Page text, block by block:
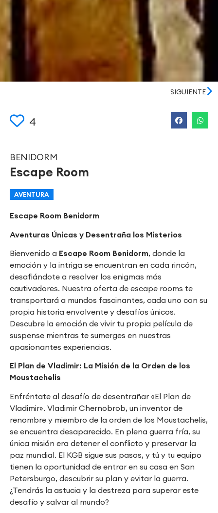
SIGUIENTE
4
BENIDORM
Escape Room
AVENTURA
Escape Room Benidorm
Aventuras Únicas y Desentraña los Misterios
Bienvenido a Escape Room Benidorm, donde la
emoción y la intriga se encuentran en cada rincón,
desafiándote a resolver los enigmas más
cautivadores. Nuestra oferta de escape rooms te
transportará a mundos fascinantes, cada uno con su
propia historia envolvente y desafíos únicos.
Descubre la emoción de vivir tu propia película de
suspense mientras te sumerges en nuestras
apasionantes experiencias.
El Plan de Vladimir: La Misión de la Orden de los
Moustachelis
Enfréntate al desafío de desentrañar «El Plan de
Vladimir». Vladimir Chernobrob, un inventor de
renombre y miembro de la orden de los Moustachelis,
se encuentra desaparecido. En plena guerra fría, su
única misión era detener el conflicto y preservar la
paz mundial. El KGB sigue sus pasos, y tú y tu equipo
tienen la oportunidad de entrar en su casa en San
Petersburgo, descubrir su plan y evitar la guerra.
¿Tendrás la astucia y la destreza para superar este
desafío y salvar al mundo?